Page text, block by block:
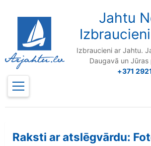
Jahtu
Izbraucieni ar Jahtu.
Daugavā un Jūras
+371
Raksti ar atslēgvārdu: